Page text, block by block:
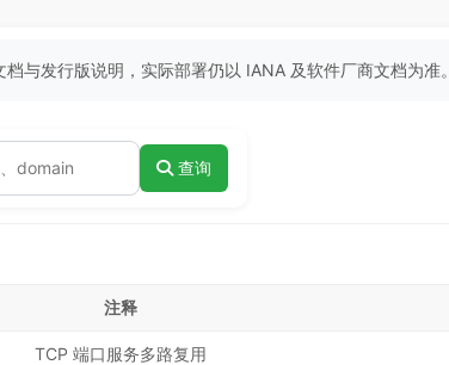
与发行版说明，实际部署仍以 IANA 及软件厂商文档为准。
查询
注释
TCP 端口服务多路复用